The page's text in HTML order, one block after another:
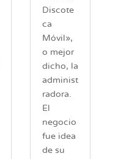
Discote
ca
Móvil»,
o mejor
dicho, la
administ
radora.
El
negocio
fue idea
de su